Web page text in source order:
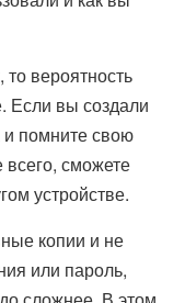
вероятность
Если вы создали
и помните свою
сможете
устройстве.
копии и не
или пароль,